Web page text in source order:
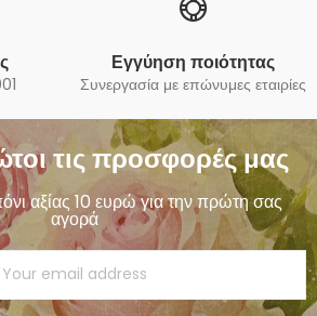
Εγγύηση ποιότητας
Συνεργασία με επώνυμες εταιρίες
τις προσφορές μας
αξίας 10 ευρώ για την πρώτη σας
αγορά